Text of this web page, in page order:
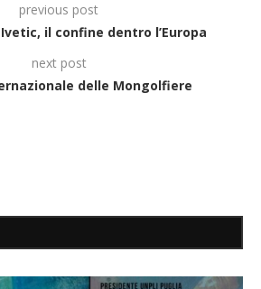
previous post
Ivetic, il confine dentro l’Europa
next post
delle Mongolfiere